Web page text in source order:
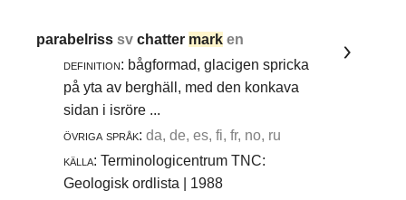
parabelrisssvchatter mark en
definition: bågformad, glacigen spricka
på yta av berghäll, med den konkava
sidan i isröre ...
övriga språk: da, de, es, fi, fr, no, ru
källa: Terminologicentrum TNC:
Geologisk ordlista | 1988